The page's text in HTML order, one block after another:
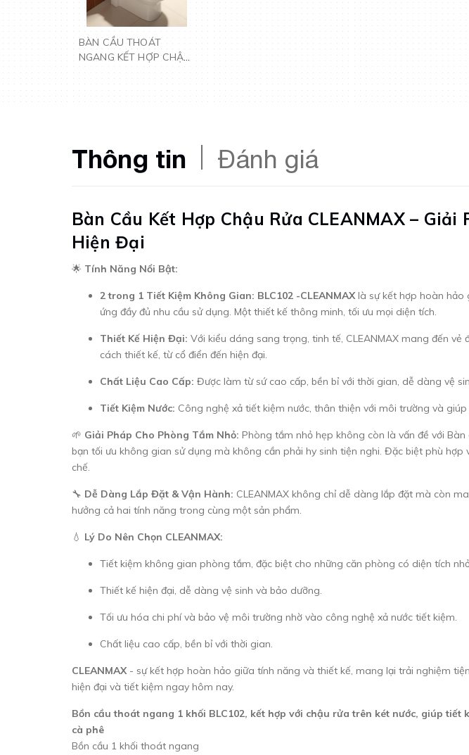
BÀN CẦU THOÁT
NGANG KẾT HỢP CHẬU
RỬA - BLC102 TN
Thông tin Đánh giá
Bàn Cầu Kết Hợp Chậu Rửa CLEANMAX –
Hiện Đại
🌟 Tính Năng Nổi Bật:
2 trong 1 Tiết Kiệm Không Gian: BLC102 -CLEANMAXlà sự kết hợp hoàn hảo
ứng đầy đủ nhu cầu sử dụng. Một thiết kế thông minh, tối ưu mọi diện tích.
Thiết Kế Hiện Đại: Với kiểu dáng sang trọng, tinh tế, CLEANMAX mang đến
cách thiết kế, từ cổ điển đến hiện đại.
Chất Liệu Cao Cấp: Được làm từ sứ cao cấp, bền bỉ với thời gian, dễ dàng vệ
Tiết Kiệm Nước: Công nghệ xả tiết kiệm nước, thân thiện với môi trường và
🌱 Giải Pháp Cho Phòng Tắm Nhỏ: Phòng tắm nhỏ hẹp không còn là vấn đề với
bạn tối ưu không gian sử dụng mà không cần phải hy sinh tiện nghi. Đặc biệt phù
chế.
🔧 Dễ Dàng Lắp Đặt & Vận Hành: CLEANMAX không chỉ dễ dàng lắp đặt mà còn
hưởng cả hai tính năng trong cùng một sản phẩm.
💧 Lý Do Nên Chọn CLEANMAX:
Tiết kiệm không gian phòng tắm, đặc biệt cho những căn phòng có diện tích
Thiết kế hiện đại, dễ dàng vệ sinh và bảo dưỡng.
Tối ưu hóa chi phí và bảo vệ môi trường nhờ vào công nghệ xả nước tiết kiệm.
Chất liệu cao cấp, bền bỉ với thời gian.
CLEANMAX- sự kết hợp hoàn hảo giữa tính năng và thiết kế, mang lại trải nghiệm
hiện đại và tiết kiệm ngay hôm nay.
Bồn cầu thoát ngang 1 khối BLC102, kết hợp với chậu rửa trên két nước, giúp
cà phê
Bồn cầu 1 khối thoát ngang